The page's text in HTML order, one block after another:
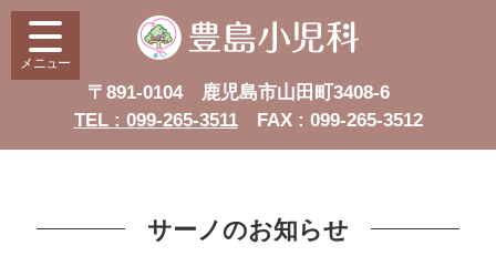
メニュー
〒891-0104 鹿児島市山田町3408-6
TEL : 099-265-3511FAX : 099-265-3512
サーノのお知らせ